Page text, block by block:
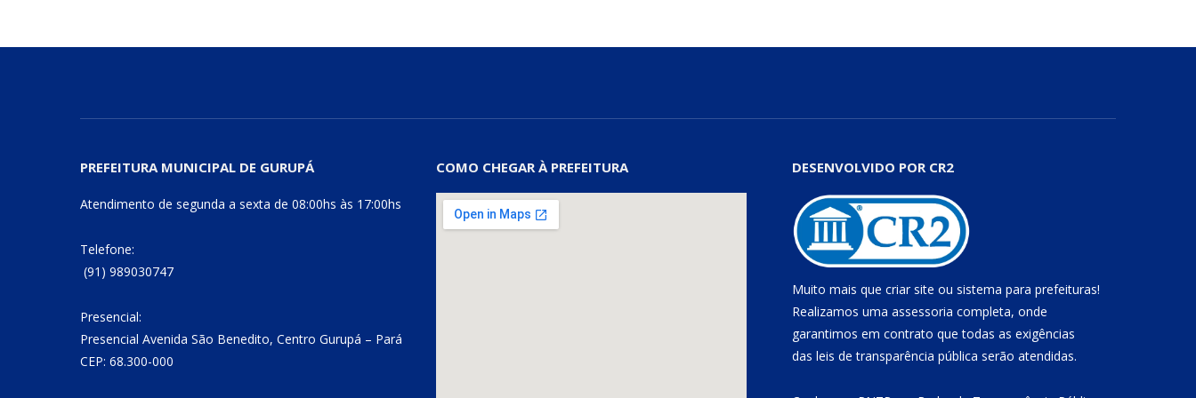
PREFEITURA MUNICIPAL DE GURUPÁ
Atendimento de segunda a sexta de 08:00hs às 17:00hs
Telefone:
(91) 989030747
Presencial:
Presencial Avenida São Benedito, Centro Gurupá – Pará
CEP: 68.300-000
COMO CHEGAR À PREFEITURA DESENVOLVIDO POR CR2
Muito mais que criar site ou sistema para prefeituras!
Realizamos uma assessoria completa, onde
garantimos em contrato que todas as exigências
das leis de transparência pública serão atendidas.